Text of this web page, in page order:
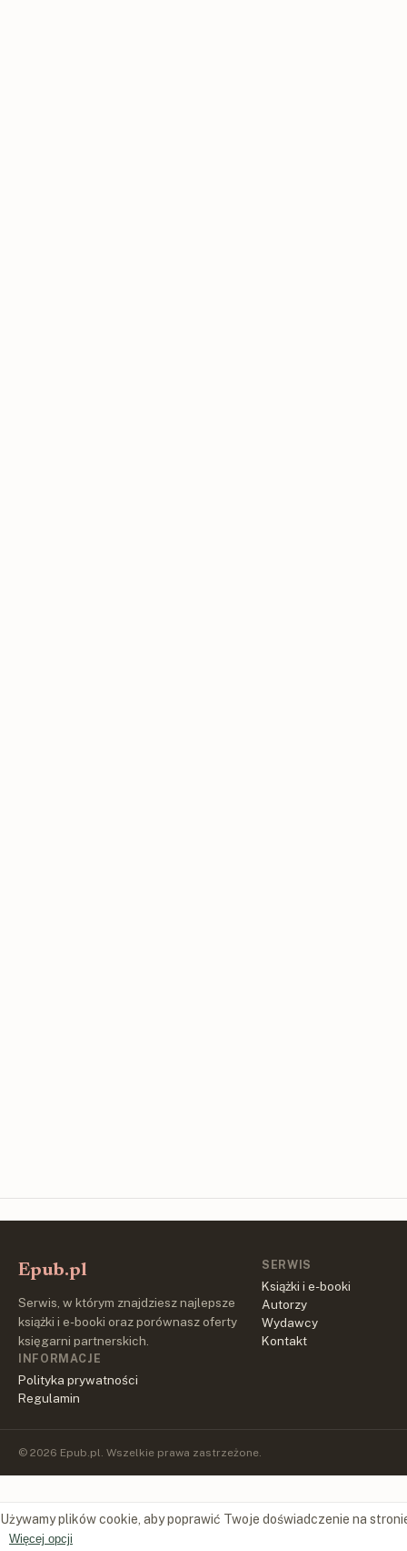
Epub.pl
Serwis, w którym znajdziesz najlepsze
książki i e-booki oraz porównasz oferty
księgarni partnerskich.
SERWIS
Książki i e-booki
Autorzy
Wydawcy
Kontakt
INFORMACJE
Polityka prywatności
Regulamin
© 2026 Epub.pl. Wszelkie prawa zastrzeżone.
Używamy plików cookie, aby poprawić Twoje doświadczenie na
Więcej opcji